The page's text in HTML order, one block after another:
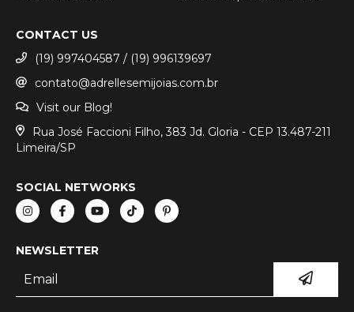
CONTACT US
(19) 997404587 / (19) 996139697
contato@adrellesemijoias.com.br
Visit our Blog!
Rua José Faccioni Filho, 383 Jd. Gloria - CEP 13.487-211
Limeira/SP
SOCIAL NETWORKS
NEWSLETTER